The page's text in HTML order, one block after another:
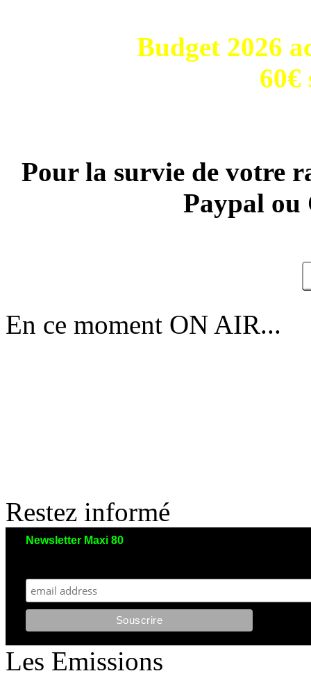
Budget 2026
60€
Pour la survie de votre
Paypal ou
En ce moment ON AIR...
Restez informé
Newsletter Maxi 80
Les Emissions